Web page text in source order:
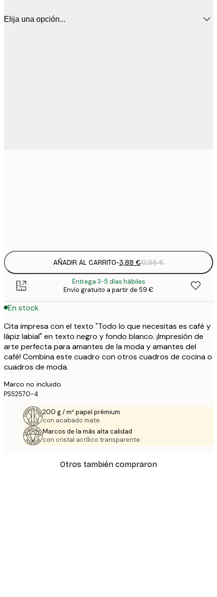
Elija una opción...
AÑADIR AL CARRITO-3,88 €12,95 €
Entrega 3-5 días hábiles
Envío gratuito a partir de 59 €
En stock
Cita impresa con el texto "Todo lo que necesitas es café y
lápiz labial" en texto negro y fondo blanco. ¡Impresión de
arte perfecta para amantes de la moda y amantes del
café! Combina este cuadro con otros cuadros de cocina o
cuadros de moda.
Marco no incluido.
PS52570-4
200 g / m² papel prémium
con acabado mate.
Marcos de la más alta calidad
con cristal acrílico transparente.
Otros también compraron